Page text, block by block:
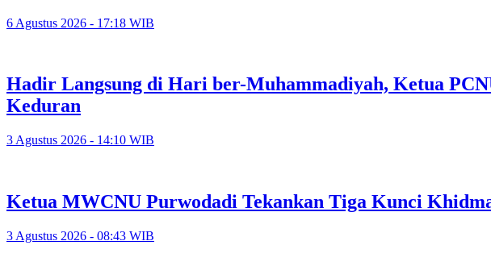
6 Agustus 2026 - 17:18 WIB
Hadir Langsung di Hari ber-Muhammadiyah, Ketua
Keduran
3 Agustus 2026 - 14:10 WIB
Ketua MWCNU Purwodadi Tekankan Tiga Kunci
3 Agustus 2026 - 08:43 WIB